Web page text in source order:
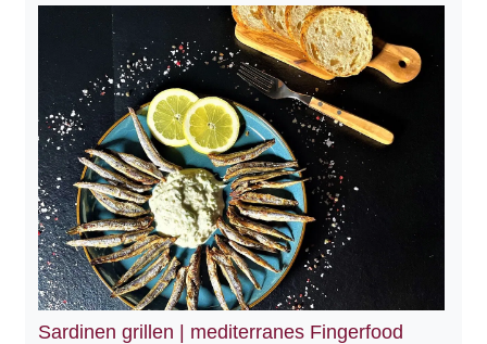
Sardinen grillen | mediterranes Fingerfood